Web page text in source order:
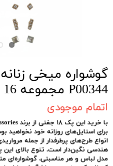
گوشواره میخی
P00344 مجموعه 16 عددی
اتمام موجودی
برای استایل‌های روزانه خود نخواهید
انواع طرح‌های پرطرفدار از جمله
هندسی نگین‌دار است. تنوع بالای این
مدل لباس و هر مناسبتی، گوشواره‌ای